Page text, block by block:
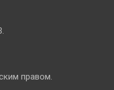
правом.